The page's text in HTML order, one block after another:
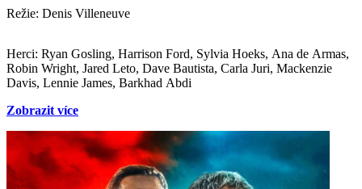
Režie: Denis Villeneuve
Herci: Ryan Gosling, Harrison Ford, Sylvia Hoeks, Ana de Armas,
Robin Wright, Jared Leto, Dave Bautista, Carla Juri, Mackenzie
Davis, Lennie James, Barkhad Abdi
Zobrazit více